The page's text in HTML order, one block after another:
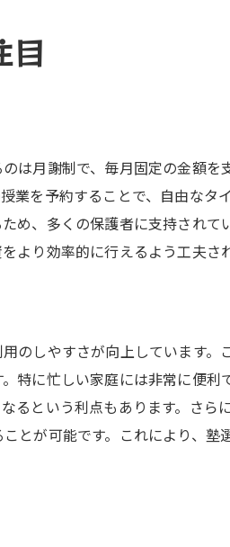
の指南
目
は月謝制で、毎月固定の金額を
業を予約することで、自由なタ
め、多くの保護者に支持されて
より効率的に行えるよう工夫さ
しやすさが向上しています。
特に忙しい家庭には非常に便利
るという利点もあります。さら
とが可能です。これにより、塾